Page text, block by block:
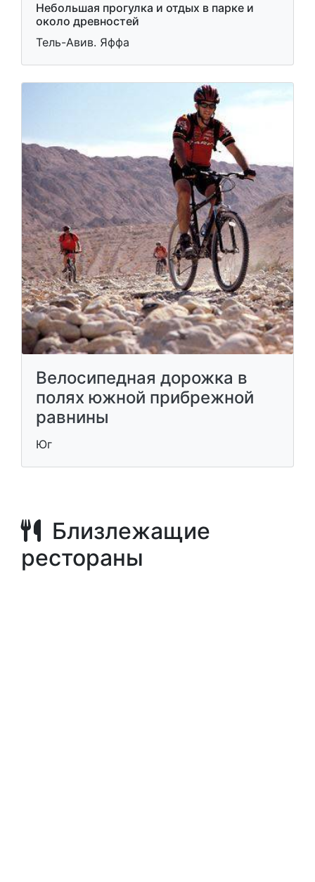
Небольшая прогулка и отдых в парке и
около древностей
Тель-Авив. Яффа
Велосипедная дорожка в
полях южной прибрежной
равнины
Юг
Близлежащие
рестораны